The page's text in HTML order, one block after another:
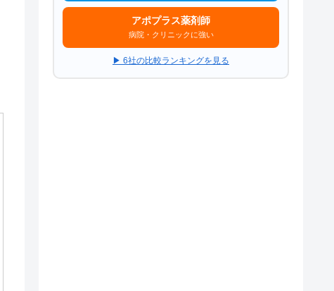
アポプラス薬剤師
病院・クリニックに強い
▶ 6社の比較ランキングを見る